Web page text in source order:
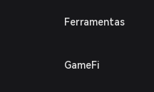
Ferramentas
GameFi